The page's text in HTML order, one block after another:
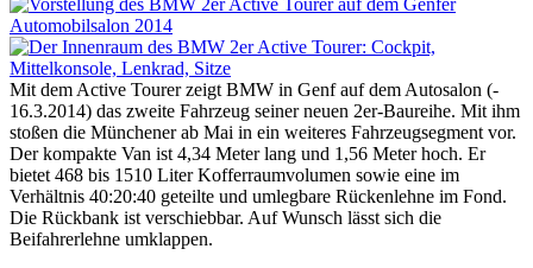
Mit dem Active Tourer zeigt BMW in Genf auf dem Autosalon (-
16.3.2014) das zweite Fahrzeug seiner neuen 2er-Baureihe. Mit ihm
stoßen die Münchener ab Mai in ein weiteres Fahrzeugsegment vor.
Der kompakte Van ist 4,34 Meter lang und 1,56 Meter hoch. Er
bietet 468 bis 1510 Liter Kofferraumvolumen sowie eine im
Verhältnis 40:20:40 geteilte und umlegbare Rückenlehne im Fond.
Die Rückbank ist verschiebbar. Auf Wunsch lässt sich die
Beifahrerlehne umklappen.